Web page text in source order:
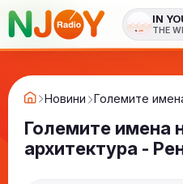
IN
THE
Новини Големите
Големите имена
архитектура -